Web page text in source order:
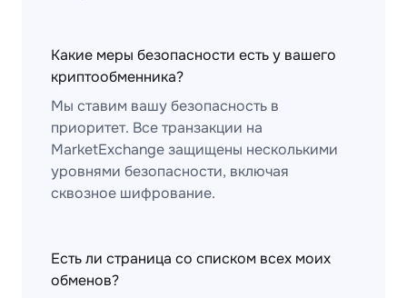
Какие меры безопасности есть у вашего
криптообменника?
Мы ставим вашу безопасность в
приоритет. Все транзакции на
MarketExchange защищены несколькими
уровнями безопасности, включая
сквозное шифрование.
Есть ли страница со списком всех моих
обменов?